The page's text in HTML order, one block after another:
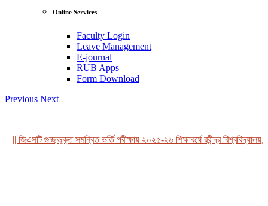
Online Services
Faculty Login
Leave Management
E-journal
RUB Apps
Form Download
Previous Next
|| জিএসটি গুচ্ছভুক্ত সমন্বিত ভর্তি পরীক্ষায় ২০২৫-২৬ শিক্ষাবর্ষে রবীন্দ্র